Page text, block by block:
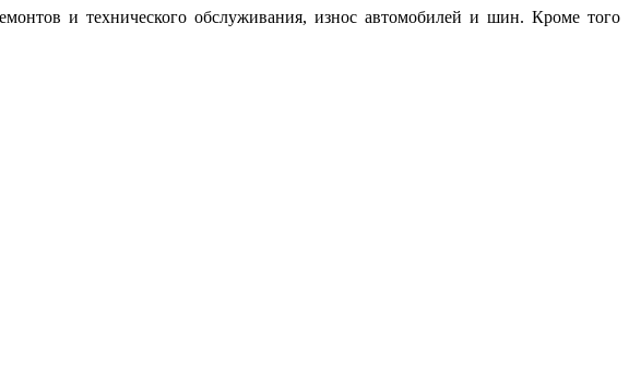
и технического обслуживания, износ автомобилей и шин. Кроме того